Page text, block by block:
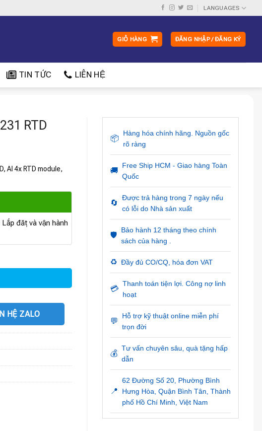
LANGUAGES
GIỎ HÀNG ĐĂNG NHẬP / ĐĂNG KÝ
TIN TỨC LIÊN HỆ
RTD
AI 4x RTD module,
đặt và vận hành
HỆ ZALO
📦
Hàng hóa chính hãng. Nguồn gốc
rõ ràng
🚚
Free Ship HCM - Giao hàng Toàn
Quốc
🔄
Được trả hàng trong 7 ngày nếu
có lỗi do Nhà sản xuất
🛡️
Bảo hành 12 tháng theo chính
sách của hàng .
♻️ Đầy đủ CO/CQ, hóa đơn VAT
💳
Thanh toán tiện lợi. Công nợ linh
hoạt
💬
Hỗ trợ kỹ thuật online miễn phí
trọn đời
💰
Tư vấn chuyên sâu, quà tặng hấp
dẫn
📍
62 Đường Số 20, Phường Bình
Hưng Hòa, Quận Bình Tân, Thành
phố Hồ Chí Minh, Việt Nam